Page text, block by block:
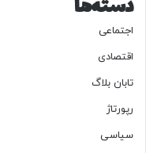
ت‌
ا
ز
دسته‌ها
اجتماعی
اقتصادی
تابان بلاگ
رپورتاژ
سیاسی